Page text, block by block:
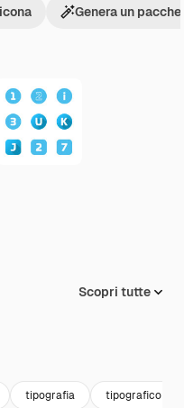
Genera un
Scopri tutte
tipografia tipografico